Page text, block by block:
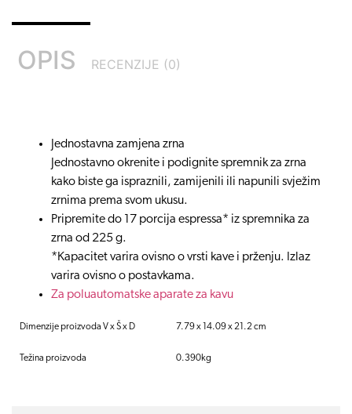
OPIS RECENZIJE (0)
Jednostavna zamjena zrna
Jednostavno okrenite i podignite spremnik za zrna
kako biste ga ispraznili, zamijenili ili napunili svježim
zrnima prema svom ukusu.
Pripremite do 17 porcija espressa* iz spremnika za
zrna od 225 g.
*Kapacitet varira ovisno o vrsti kave i prženju. Izlaz
varira ovisno o postavkama.
Za poluautomatske aparate za kavu
Dimenzije proizvoda V x Š x D
Težina proizvoda
7.79 x 14.09 x 21.2 cm
0.390kg